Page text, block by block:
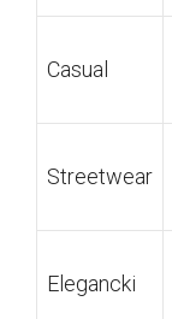
Casual
Streetwear
Elegancki